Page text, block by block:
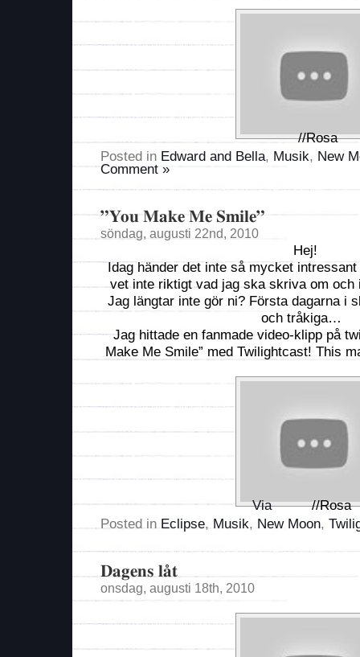
//Rosa
Posted in Edward and Bella, Musik, New
Comment »
”You Make Me Smile”
söndag, augusti 22nd, 2010
Hej!
Idag händer det inte så mycket
vet inte riktigt vad jag ska skriva om och
Jag längtar inte gör ni? Första dagarna i
och tråkiga…
Jag hittade en fanmade video-klipp på
Make Me Smile” med Twilightcast! This
Via//Rosa
Posted in Eclipse, Musik, New Moon,
Dagens låt
onsdag, augusti 18th, 2010